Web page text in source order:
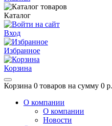
Каталог
Вход
Избранное
Корзина
Корзина 0 товаров на сумму 0 р.
О компании
О компании
Новости